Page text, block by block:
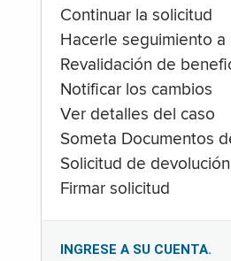
Continuar la solicitud
Hacerle seguimiento a
Revalidación de
Notificar los cambios
Ver detalles del caso
Someta Documentos
Solicitud de
Firmar solicitud
INGRESE A SU CUENTA.